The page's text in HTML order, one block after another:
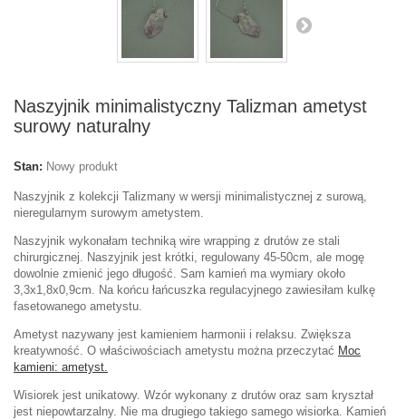
Naszyjnik minimalistyczny Talizman ametyst
surowy naturalny
Stan: Nowy produkt
Naszyjnik z kolekcji Talizmany w wersji minimalistycznej z surową,
nieregularnym surowym ametystem.
Naszyjnik wykonałam techniką wire wrapping z drutów ze stali
chirurgicznej. Naszyjnik jest krótki, regulowany 45-50cm, ale mogę
dowolnie zmienić jego długość. Sam kamień ma wymiary około
3,3x1,8x0,9cm. Na końcu łańcuszka regulacyjnego zawiesiłam kulkę
fasetowanego ametystu.
Ametyst nazywany jest kamieniem harmonii i relaksu. Zwiększa
kreatywność. O właściwościach ametystu można przeczytać Moc
kamieni: ametyst.
Wisiorek jest unikatowy. Wzór wykonany z drutów oraz sam kryształ
jest niepowtarzalny. Nie ma drugiego takiego samego wisiorka. Kamień